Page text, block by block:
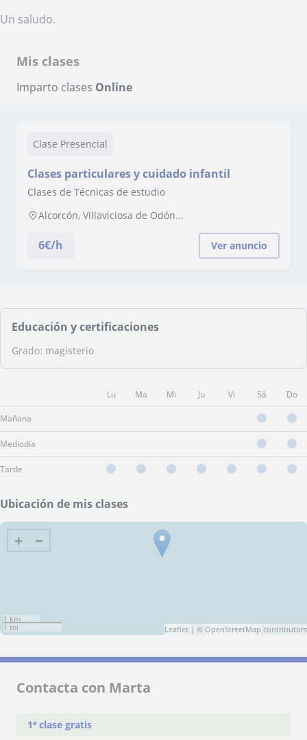
Un saludo.
Mis clases
Imparto clases Online
Clase Presencial
Clases particulares y cuidado infantil
Clases de Técnicas de estudio
Alcorcón, Villaviciosa de Odón...
6€/h Ver anuncio
Educación y certificaciones
Grado: magisterio
Lu Ma Mi Ju Vi Sá Do
Mañana
Mediodía
Tarde
Ubicación de mis clases
+ −
1 km
1 mi
Leaflet | © OpenStreetMap contributors
Contacta con Marta
1ª clase gratis